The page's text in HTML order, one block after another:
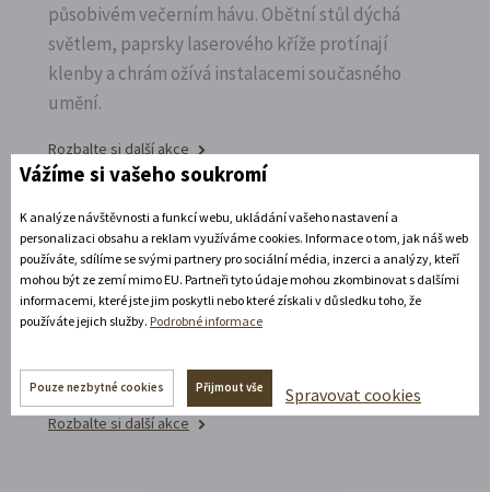
působivém večerním hávu. Obětní stůl dýchá
světlem, paprsky laserového kříže protínají
klenby a chrám ožívá instalacemi současného
umění.
Rozbalte si další akce
CHINASKI OPEN AIR 2026
Nezapomenutelný večer plný skvělé hudby a
zámeckém nádvoří.
Rozbalte si další akce
Vážíme si vašeho soukromí
K analýze návštěvnosti a funkcí webu, ukládání vašeho nastavení a
personalizaci obsahu a reklam využíváme cookies. Informace o tom, jak náš web
používáte, sdílíme se svými partnery pro sociální média, inzerci a analýzy, kteří
mohou být ze zemí mimo EU. Partneři tyto údaje mohou zkombinovat s dalšími
informacemi, které jste jim poskytli nebo které získali v důsledku toho, že
používáte jejich služby. Podrobné informace
Pouze nezbytné cookies Přijmout vše Spravovat cookies